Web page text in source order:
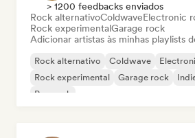
> 1200 feedbacks enviados
Rock alternativoColdwaveElectronic
Rock experimentalGarage rock
Adicionar artistas às minhas playlists
Rock alternativo Coldwave
Rock experimental
Garage rock
Pop rock